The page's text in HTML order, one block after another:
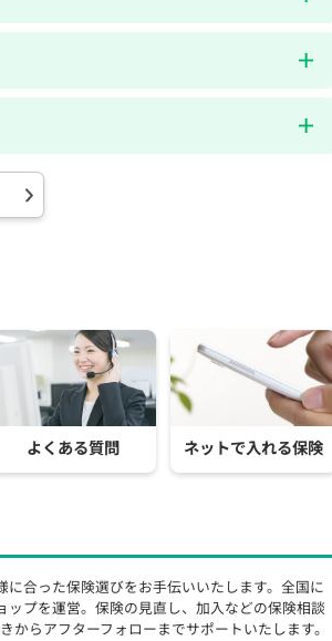
よくある質問 ネットで入れる保険
に合った保険選びをお手伝いいたします。全国に
ップを運営。保険の見直し、加入などの保険相談
からアフターフォローまでサポートいたします。